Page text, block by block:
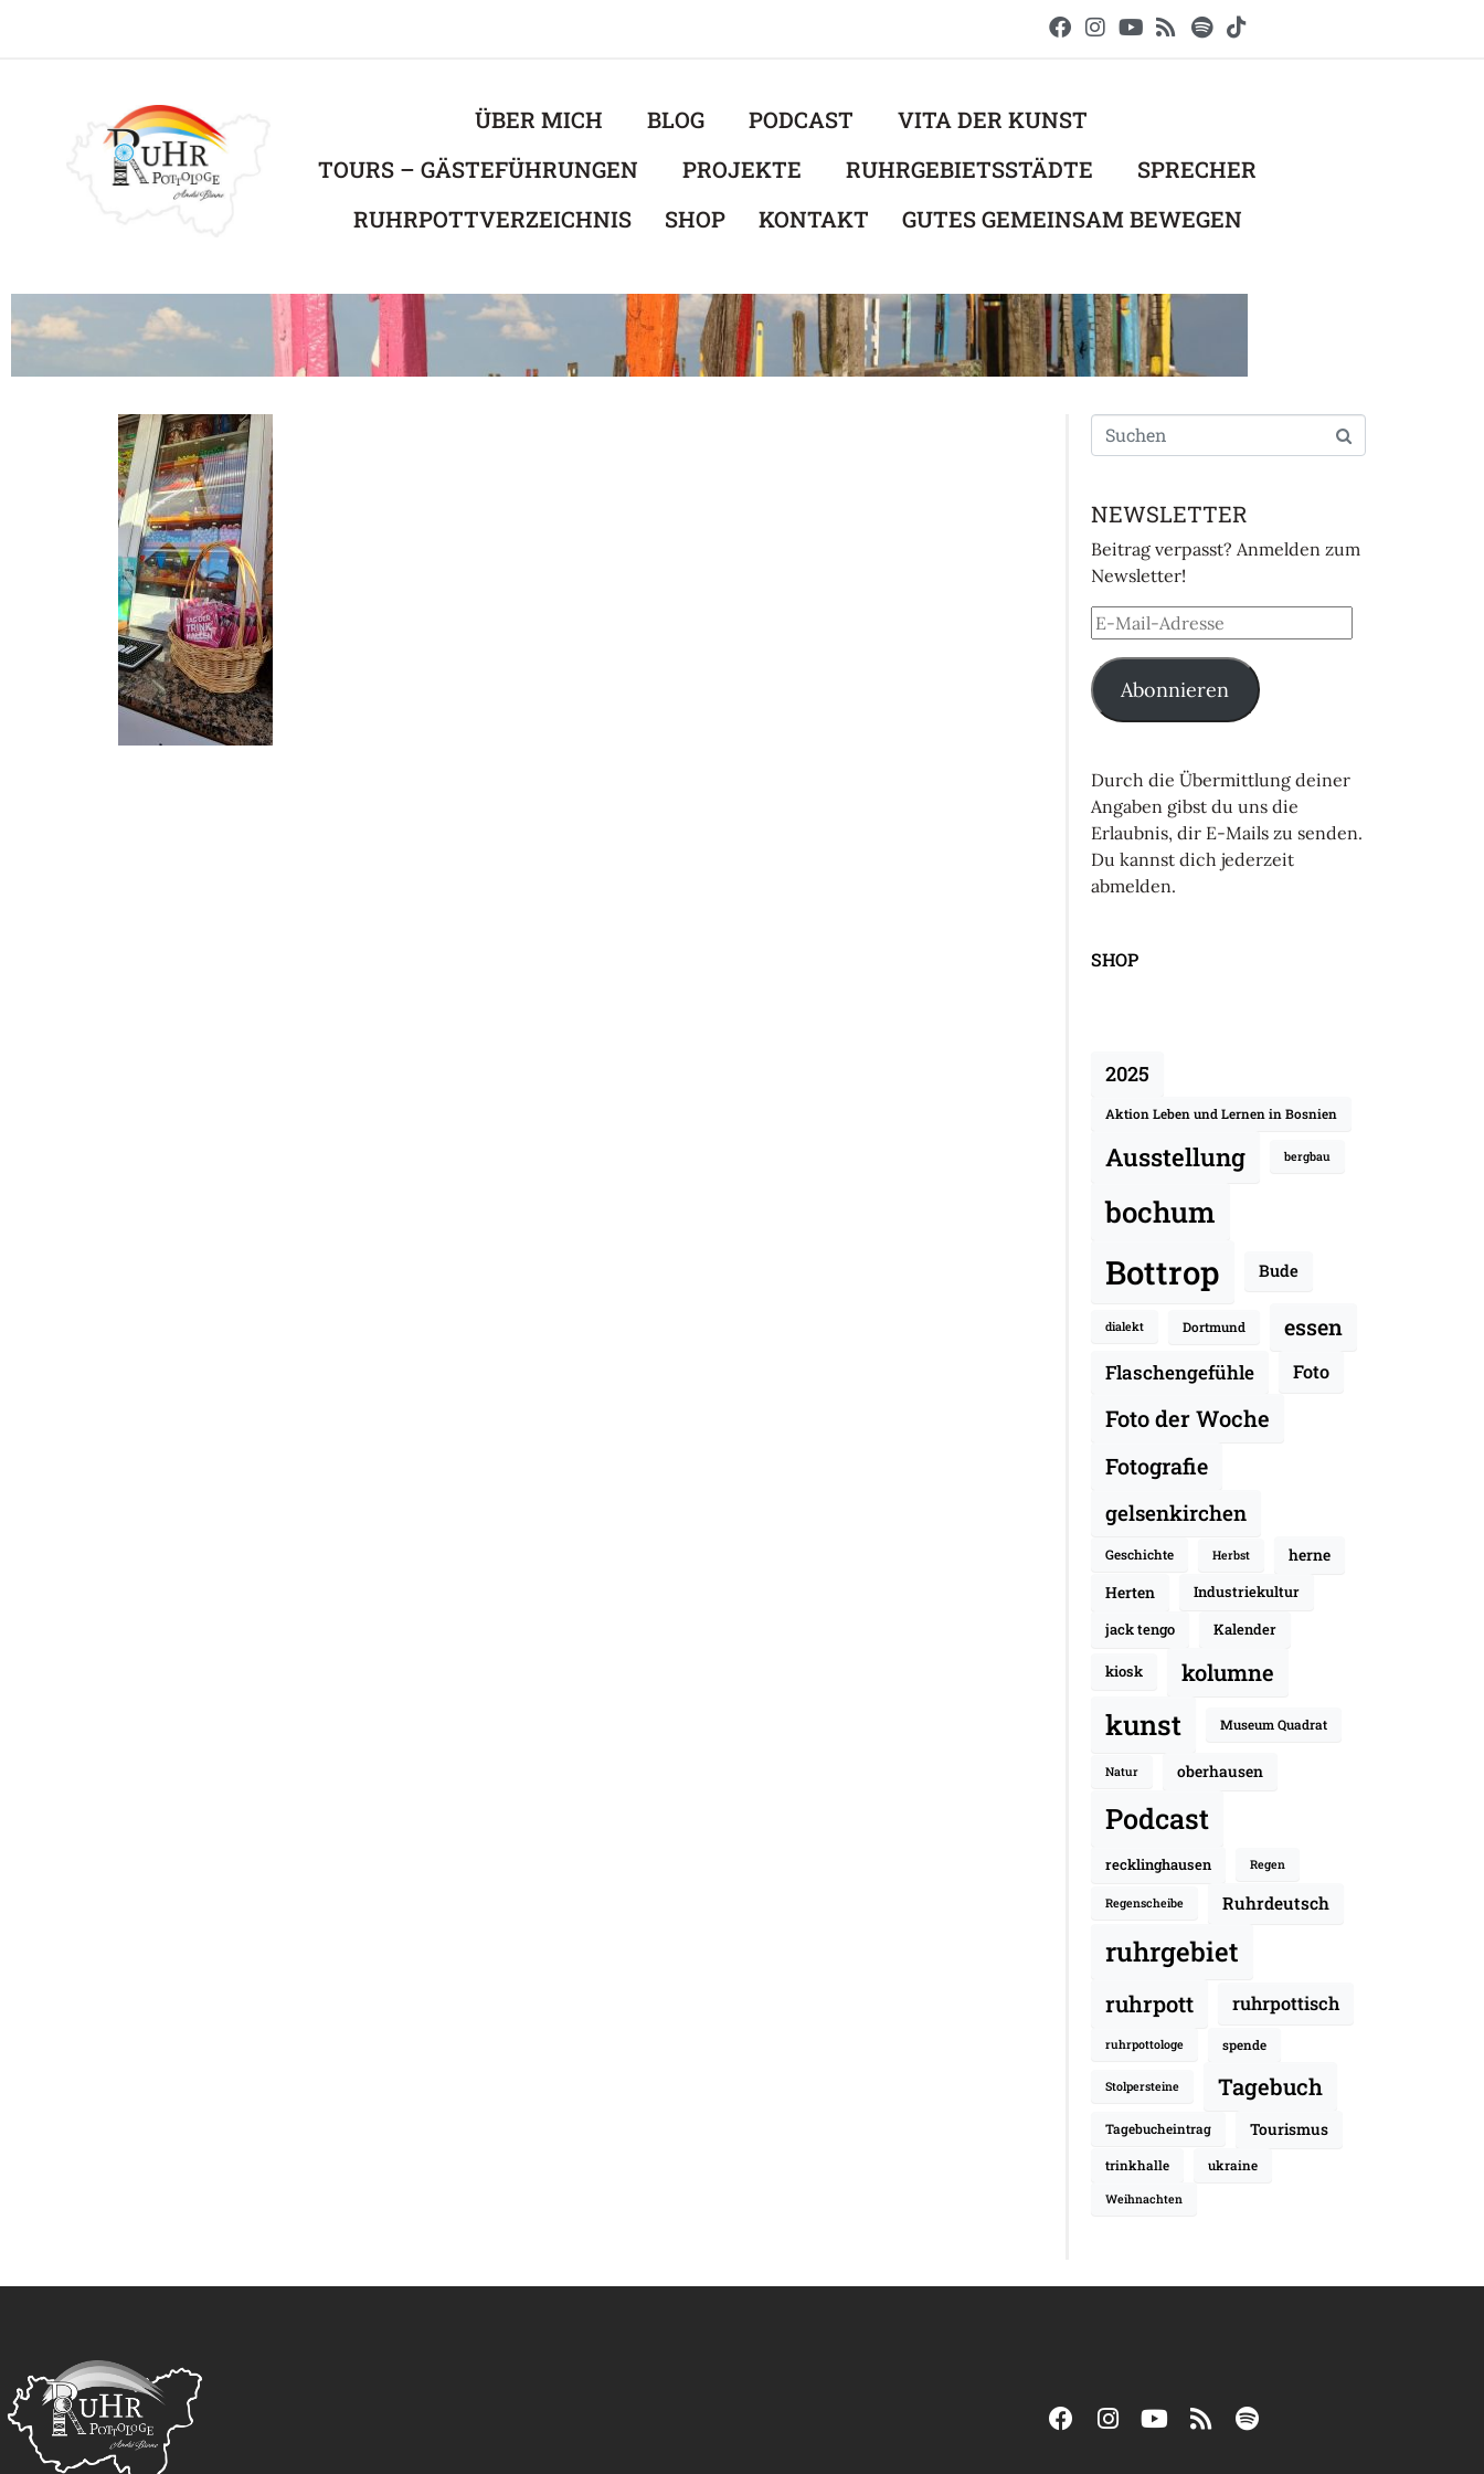
ÜBER MICH BLOG PODCAST
VITA DER KUNST
TOURS – GÄSTEFÜHRUNGEN
PROJEKTE RUHRGEBIETSSTÄDTE
SPRECHER
RUHRPOTTVERZEICHNIS
SHOP KONTAKT GUTES GEMEINSAM BEWEGEN
NEWSLETTER
Beitrag verpasst? Anmelden zum
Newsletter!
Abonnieren
Durch die Übermittlung deiner
Angaben gibst du uns die
Erlaubnis, dir E-Mails zu senden.
Du kannst dich jederzeit
abmelden.
SHOP
2025
Aktion Leben und Lernen in Bosnien
Ausstellung bergbau
bochum
Bottrop Bude
dialekt Dortmund essen
Flaschengefühle Foto
Foto der Woche
Fotografie
gelsenkirchen
Geschichte Herbst
herne
Herten
Industriekultur
jack tengo
Kalender
kiosk kolumne
kunst Museum Quadrat
Natur oberhausen
Podcast
recklinghausen Regen
Regenscheibe Ruhrdeutsch
ruhrgebiet
ruhrpott ruhrpottisch
ruhrpottologe spende
Stolpersteine Tagebuch
Tagebucheintrag Tourismus
trinkhalle ukraine
Weihnachten